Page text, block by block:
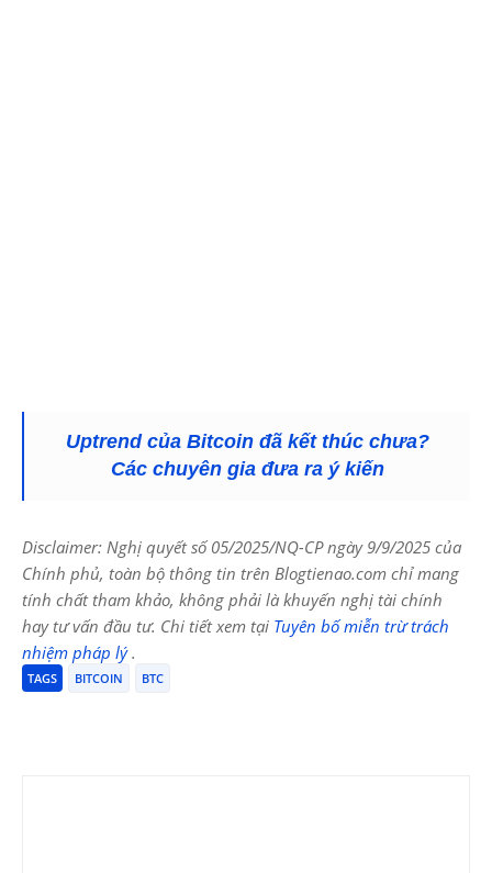
Uptrend của Bitcoin đã kết thúc chưa?
Các chuyên gia đưa ra ý kiến
Disclaimer: Nghị quyết số 05/2025/NQ-CP ngày 9/9/2025 của
Chính phủ, toàn bộ thông tin trên Blogtienao.com chỉ mang
tính chất tham khảo, không phải là khuyến nghị tài chính
hay tư vấn đầu tư. Chi tiết xem tại Tuyên bố miễn trừ trách
nhiệm pháp lý.
TAGS BITCOIN BTC